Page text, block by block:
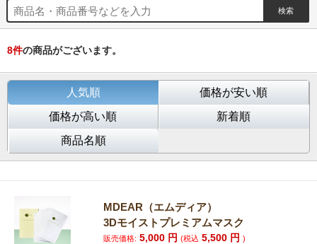
8件の商品がございます。
人気順
価格が安い順
価格が高い順
新着順
商品名順
MDEAR（エムディア）
3Dモイストプレミアムマスク
販売価格: 5,000 円(税込 5,500 円)